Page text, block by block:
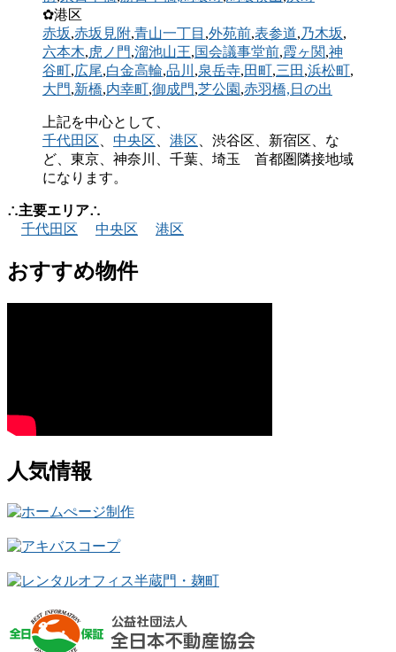
✿港区
赤坂,赤坂見附,青山一丁目 ,外苑前,表参道,乃木坂,
六本木,虎ノ門,溜池山王,国会議事堂前,霞ヶ関,神
谷町,広尾,白金高輪,品川 ,泉岳寺,田町,三田 ,浜松町,
大門,新橋,内幸町,御成門,芝公園 ,赤羽橋, 日の出
上記を中心として、
千代田区
中央区 港区 、渋谷区、新宿区、な
ど、東京、神奈川、千葉、埼玉 首都圏隣接地域
になります。
∴主要エリア∴
千代田区
中央区 港区
おすすめ物件
人気情報